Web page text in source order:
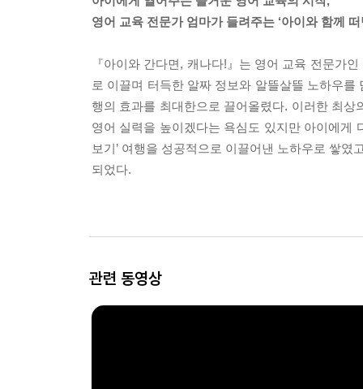
영어 교육 전문가 엄마가 들려주는 ‘아이와 함께
『아이와 간다면, 캐나다!』는 영어 교육 전문가
로 이끌며 터득한 알짜 정보와 알뜰살뜰 노하우
행의 효과를 최대한으로 끌어올렸다. 이러한 최
영어 실력을 높이겠다는 욕심도 있지만 아이에게
보기’ 여행을 성공적으로 이끌어낸 노하우로 쌓
되었다.
관련 동영상